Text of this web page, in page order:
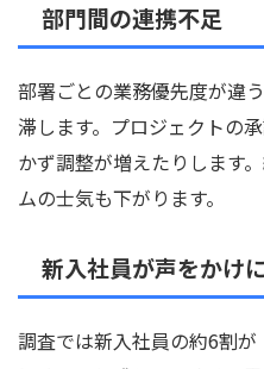
部門間の連携不足
部署ごとの業務優先度が違
滞します。プロジェクトの
かず調整が増えたりします
ムの士気も下がります。
新入社員が声をかけ
調査では新入社員の約6割